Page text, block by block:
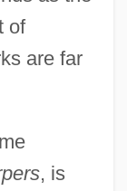
of
are far
, is